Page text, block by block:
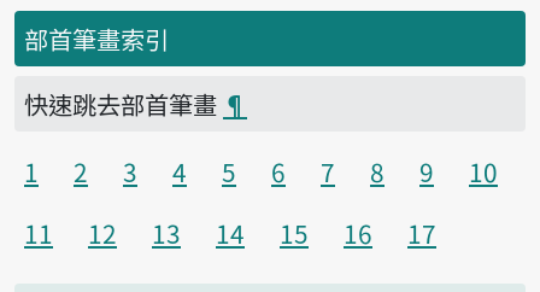
部首筆畫索引
快速跳去部首筆畫 ¶
1
2 3 4 5 6 7 8 9
10
11
12 13 14 15 16 17